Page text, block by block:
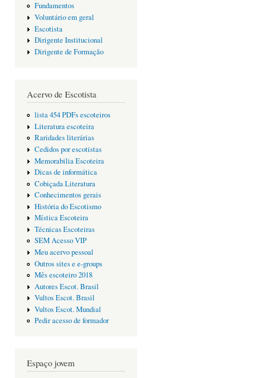
Fundamentos
Voluntário em geral
Escotista
Dirigente Institucional
Dirigente de Formação
Acervo de Escotista
lista 454 PDFs escoteiros
Literatura escoteira
Raridades literárias
Cedidos por escotistas
Memorabilia Escoteira
Dicas de informática
Cobiçada Literatura
Conhecimentos gerais
História do Escotismo
Mística Escoteira
Técnicas Escoteiras
SEM Acesso VIP
Meu acervo pessoal
Outros sites e e-groups
Mês escoteiro 2018
Autores Escot. Brasil
Vultos Escot. Brasil
Vultos Escot. Mundial
Pedir acesso de formador
Espaço jovem